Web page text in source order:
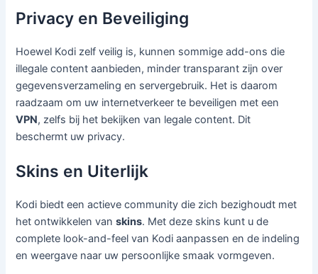
Privacy en Beveiliging
Hoewel Kodi zelf veilig is, kunnen sommige add-ons die
illegale content aanbieden, minder transparant zijn over
gegevensverzameling en servergebruik. Het is daarom
raadzaam om uw internetverkeer te beveiligen met een
VPN, zelfs bij het bekijken van legale content. Dit
beschermt uw privacy.
Skins en Uiterlijk
Kodi biedt een actieve community die zich bezighoudt met
het ontwikkelen vanskins. Met deze skins kunt u de
complete look-and-feel van Kodi aanpassen en de indeling
en weergave naar uw persoonlijke smaak vormgeven.